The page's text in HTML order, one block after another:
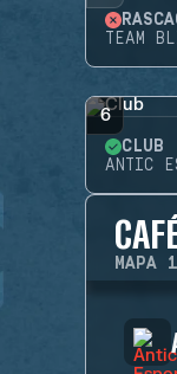
TEAM
6
CLUB
ANTIC
MAPA 1